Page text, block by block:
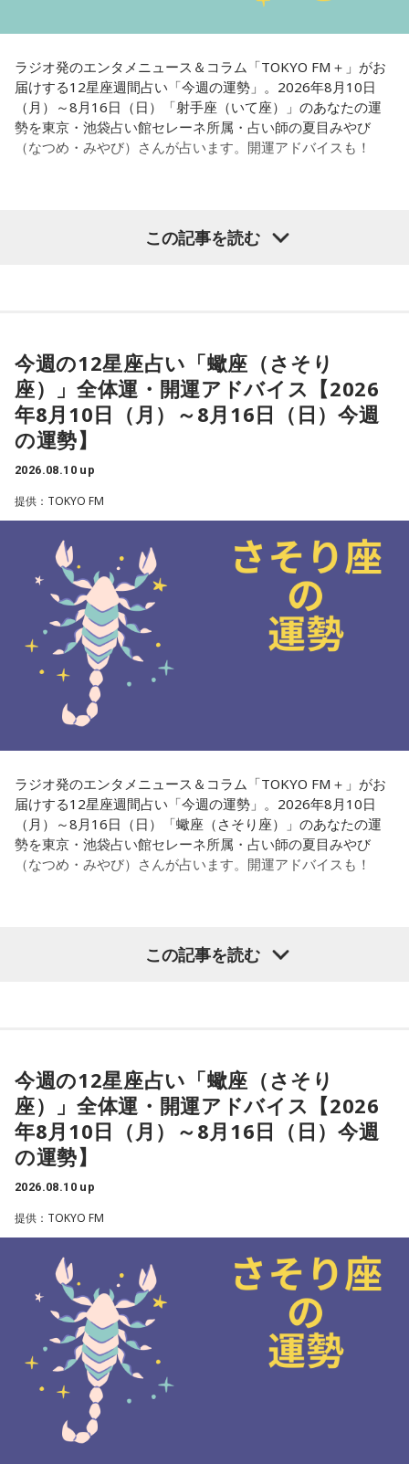
ラジオ発のエンタメニュース＆コラム「TOKYO FM＋」がお
届けする12星座週間占い「今週の運勢」。2026年8月10日
（月）～8月16日（日）「射手座（いて座）」のあなたの運
勢を東京・池袋占い館セレーネ所属・占い師の夏目みやび
（なつめ・みやび）さんが占います。開運アドバイスも！
【射手座（いて座）】
★ワンポイントアドバイス★
むやみな競争はしないように。すみわけをして、自分が心地
よく活動できるようにしましょう。
■監修者プロフィール：夏目みやび（なつめ・みやび）
リピーターも多く、心の琴線に触れると話題に。占いや開運
術」など数多くのコンテンツもリリース。
Webサイト： https://selene-uranai.com/
オンライン占いセレーネ：
https://online-uranai.jp/
この記事を読む
今週の12星座占い「蠍座（さそり
座）」全体運・開運アドバイス【2026
年8月10日（月）～8月16日（日）今週
の運勢】
2026.08.10 up
提供：TOKYO FM
ラジオ発のエンタメニュース＆コラム「TOKYO FM＋」がお
届けする12星座週間占い「今週の運勢」。2026年8月10日
（月）～8月16日（日）「蠍座（さそり座）」のあなたの運
勢を東京・池袋占い館セレーネ所属・占い師の夏目みやび
（なつめ・みやび）さんが占います。開運アドバイスも！
【蠍座（さそり座）】
★ワンポイントアドバイス★
家族や周りの人の調整役をするかも。機転を利かせて、良い
方向へ導いてあげると◎
■監修者プロフィール：夏目みやび（なつめ・みやび）
リピーターも多く、心の琴線に触れると話題に。占いや開運
術」など数多くのコンテンツもリリース。
Webサイト： https://selene-uranai.com/
オンライン占いセレーネ：
https://online-uranai.jp/
この記事を読む
今週の12星座占い「蠍座（さそり
座）」全体運・開運アドバイス【2026
年8月10日（月）～8月16日（日）今週
の運勢】
2026.08.10 up
提供：TOKYO FM